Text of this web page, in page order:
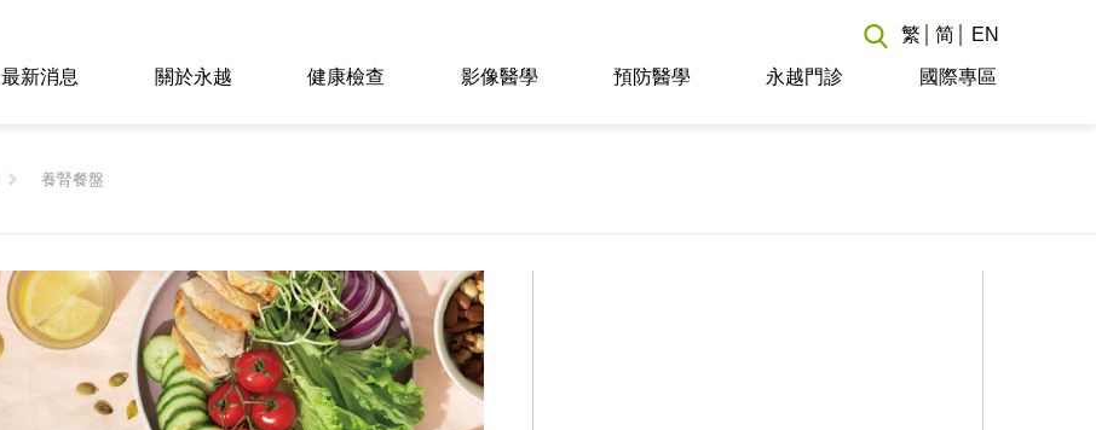
最新消息 關於永越 健康檢查 影像醫學 預防醫學 永越門診 國際專區
繁 简 EN
養腎餐盤